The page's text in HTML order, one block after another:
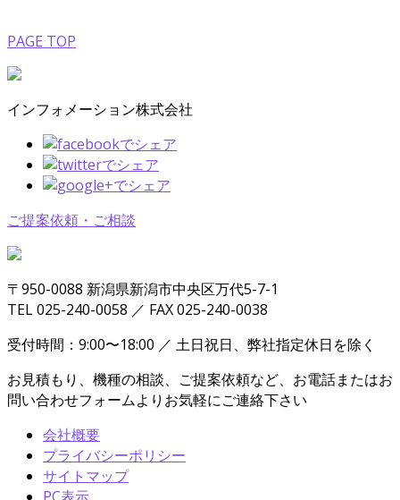
PAGE TOP
インフォメーション株式会社
ご提案依頼・ご相談
〒950-0088 新潟県新潟市中央区万代5-7-1
TEL 025-240-0058 ／ FAX 025-240-0038
受付時間：9:00〜18:00 ／ 土日祝日、弊社指定休日を除く
お見積もり、機種の相談、ご提案依頼など、お電話またはお
問い合わせフォームよりお気軽にご連絡下さい
会社概要
プライバシーポリシー
サイトマップ